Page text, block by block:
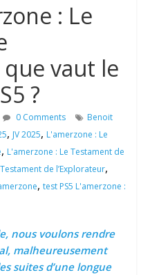
: Le
que vaut le
?
0 Comments
Benoit
, JV 2025, L'amerzone : Le
, L'amerzone : Le Testament de
de l’Explorateur,
, test PS5 L'amerzone :
nous voulons rendre
malheureusement
suites d’une longue